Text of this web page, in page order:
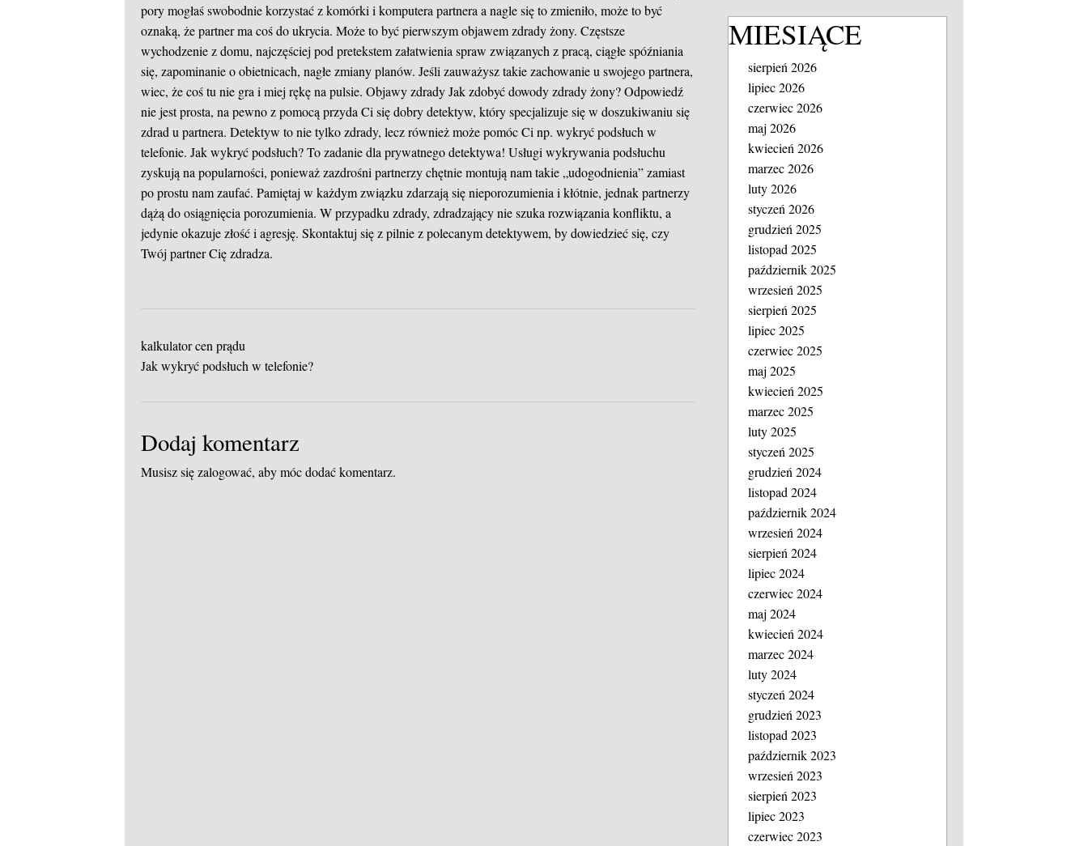
pory mogłaś swobodnie korzystać z komórki i komputera partnera a nagle się to zmieniło, może to być
oznaką, że partner ma coś do ukrycia. Może to być pierwszym objawem zdrady żony. Częstsze
wychodzenie z domu, najczęściej pod pretekstem załatwienia spraw związanych z pracą, ciągłe spóźniania
się, zapominanie o obietnicach, nagłe zmiany planów. Jeśli zauważysz takie zachowanie u swojego partnera,
wiec, że coś tu nie gra i miej rękę na pulsie.Objawy zdradyJak zdobyć dowody zdrady żony? Odpowiedź
nie jest prosta, na pewno z pomocą przyda Ci się dobry detektyw, który specjalizuje się w doszukiwaniu się
zdrad u partnera. Detektyw to nie tylko zdrady, lecz również może pomóc Ci np. wykryć podsłuch w
telefonie. Jak wykryć podsłuch? To zadanie dla prywatnego detektywa! Usługi wykrywania podsłuchu
zyskują na popularności, ponieważ zazdrośni partnerzy chętnie montują nam takie „udogodnienia” zamiast
po prostu nam zaufać. Pamiętaj w każdym związku zdarzają się nieporozumienia i kłótnie, jednak partnerzy
dążą do osiągnięcia porozumienia. W przypadku zdrady, zdradzający nie szuka rozwiązania konfliktu, a
jedynie okazuje złość i agresję. Skontaktuj się z pilnie z polecanym detektywem, by dowiedzieć się, czy
Twój partner Cię zdradza.
kalkulator cen prądu
Jak wykryć podsłuch w telefonie?
Dodaj komentarz
Musisz sięzalogować, aby móc dodać komentarz.
MIESIĄCE
sierpień 2026
lipiec 2026
czerwiec 2026
maj 2026
kwiecień 2026
marzec 2026
luty 2026
styczeń 2026
grudzień 2025
listopad 2025
październik 2025
wrzesień 2025
sierpień 2025
lipiec 2025
czerwiec 2025
maj 2025
kwiecień 2025
marzec 2025
luty 2025
styczeń 2025
grudzień 2024
listopad 2024
październik 2024
wrzesień 2024
sierpień 2024
lipiec 2024
czerwiec 2024
maj 2024
kwiecień 2024
marzec 2024
luty 2024
styczeń 2024
grudzień 2023
listopad 2023
październik 2023
wrzesień 2023
sierpień 2023
lipiec 2023
czerwiec 2023